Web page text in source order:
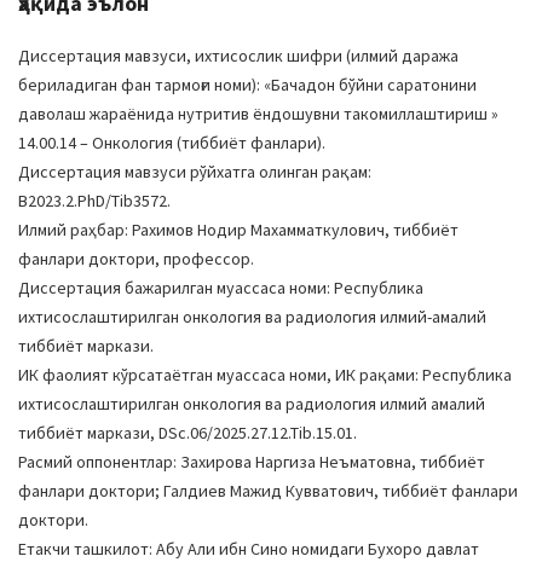
Диссертация мавзуси, ихтисослик шифри (илмий даража
бериладиган фан тармоғи номи): «Бачадон бўйни саратонини
даволаш жараёнида нутритив ёндошувни такомиллаштириш »
14.00.14 – Онкология (тиббиёт фанлари).
Диссертация мавзуси рўйхатга олинган рақам:
B2023.2.PhD/Tib3572.
Илмий раҳбар: Рахимов Нодир Махамматкулович, тиббиёт
фанлари доктори, профессор.
Диссертация бажарилган муассаса номи: Республика
ихтисослаштирилган онкология ва радиология илмий-амалий
тиббиёт маркази.
ИК фаолият кўрсатаётган муассаса номи, ИК рақами: Республика
ихтисослаштирилган онкология ва радиология илмий амалий
тиббиёт маркази, DSc.06/2025.27.12.Tib.15.01.
Расмий оппонентлар: Захирова Наргиза Неъматовна, тиббиёт
фанлари доктори; Галдиев Мажид Кувватович, тиббиёт фанлари
доктори.
Етакчи ташкилот: Абу Али ибн Сино номидаги Бухоро давлат